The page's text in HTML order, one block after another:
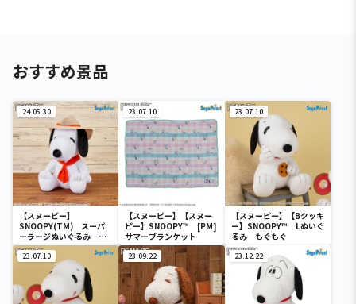
おすすめ景品
24.05.30
【スヌーピー】
SNOOPY(TM) スーパ
ーラージぬいぐるみ ビ
ーグル・スカウト
23.07.10
【スヌーピー】【スヌー
ピー】SNOOPY™ [PM]
サマーブランケット
23.07.10
【スヌーピー】【Bクッキ
ー】SNOOPY™ Lぬいぐ
るみ もぐもぐ
23.07.10 23.09.22 23.12.22